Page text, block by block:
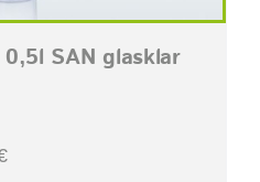
SAN glasklar